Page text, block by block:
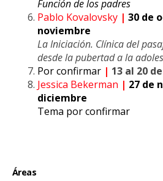
Función de los padres
Pablo Kovalovsky | 30 de
noviembre
La Iniciación. Clínica del
desde la pubertad a la
Por confirmar | 13 al 20
Jessica Bekerman | 27 de
diciembre
Tema por confirmar
Áreas